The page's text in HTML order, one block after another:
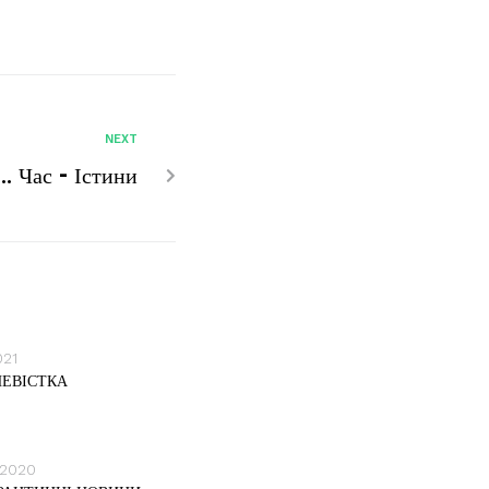
NEXT
Час – Істини